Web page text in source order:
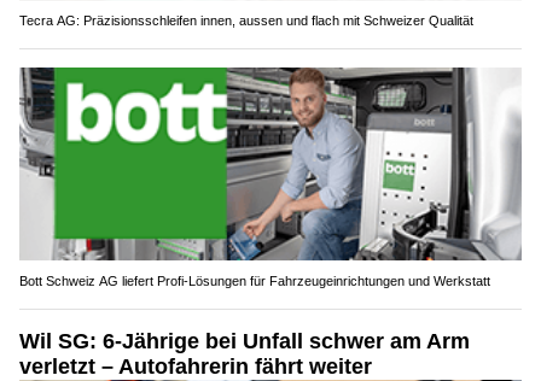
Tecra AG: Präzisionsschleifen innen, aussen und flach mit Schweizer Qualität
Bott Schweiz AG liefert Profi-Lösungen für Fahrzeugeinrichtungen und Werkstatt
Wil SG: 6-Jährige bei Unfall schwer am Arm
verletzt – Autofahrerin fährt weiter